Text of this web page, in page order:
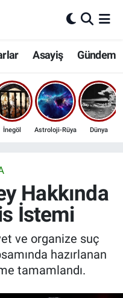
Asayiş Gündem
İnegöl Astroloji-Rüya Dünya
Hakkında
İstemi
ve organize suç
hazırlanan
tamamlandı.